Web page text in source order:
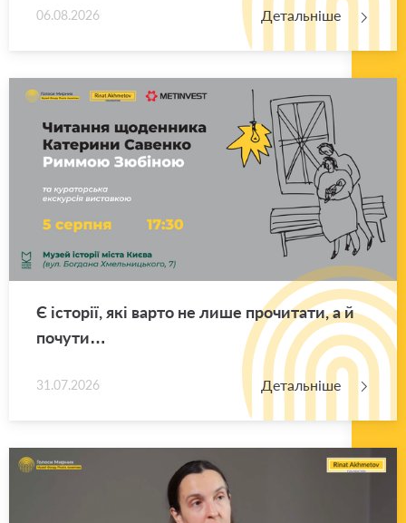
06.08.2026 Детальніше
Є істо­рії, які варто не лише про­чи­та­ти, а й
по­чу­ти…
31.07.2026 Детальніше